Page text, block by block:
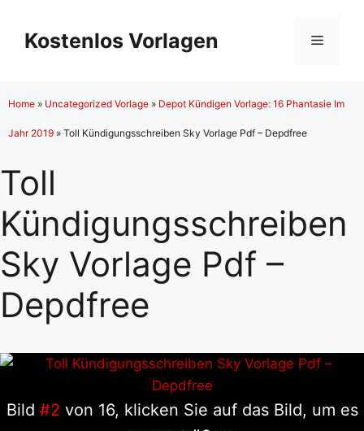
Inhalt
springen
Kostenlos Vorlagen Menü
Home » Uncategorized Vorlage » Depot Kündigen Vorlage: 16 Phantasie Im
Jahr 2019 » Toll Kündigungsschreiben Sky Vorlage Pdf – Depdfree
Toll
Kündigungsschreiben
Sky Vorlage Pdf –
Depdfree
Bild #2 von 16, klicken Sie auf das Bild, um es